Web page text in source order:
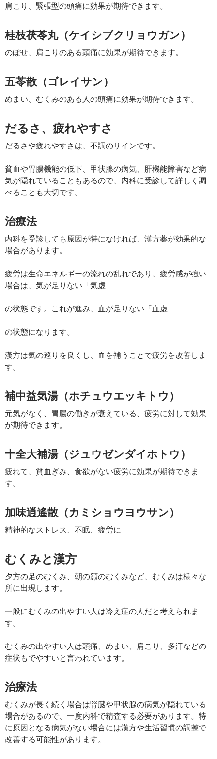
肩こり、緊張型の頭痛に効果が期待できます。
桂枝茯苓丸（ケイシブクリョウガン）
のぼせ、肩こりのある頭痛に効果が期待できます。
五苓散（ゴレイサン）
めまい、むくみのある人の頭痛に効果が期待できます。
だるさ、疲れやすさ
だるさや疲れやすさは、不調のサインです。
貧血や胃腸機能の低下、甲状腺の病気、肝機能障害など病
気が隠れていることもあるので、内科に受診して詳しく調
べることも大切です。
治療法
内科を受診しても原因が特になければ、漢方薬が効果的な
場合があります。
疲労は生命エネルギーの流れの乱れであり、疲労感が強い
場合は、気が足りない「気虚
の状態です。これが進み、血が足りない「血虚
の状態になります。
漢方は気の巡りを良くし、血を補うことで疲労を改善しま
す。
補中益気湯（ホチュウエッキトウ）
元気がなく、胃腸の働きが衰えている、疲労に対して効果
が期待できます。
十全大補湯（ジュウゼンダイホトウ）
疲れて、貧血ぎみ、食欲がない疲労に効果が期待できま
す。
加味逍遙散（カミショウヨウサン）
精神的なストレス、不眠、疲労に
むくみと漢方
夕方の足のむくみ、朝の顔のむくみなど、むくみは様々な
所に出現します。
一般にむくみの出やすい人は冷え症の人だと考えられま
す。
むくみの出やすい人は頭痛、めまい、肩こり、多汗などの
症状もでやすいと言われています。
治療法
むくみが長く続く場合は腎臓や甲状腺の病気が隠れている
場合があるので、一度内科で精査する必要があります。特
に原因となる病気がない場合には漢方や生活習慣の調整で
改善する可能性があります。